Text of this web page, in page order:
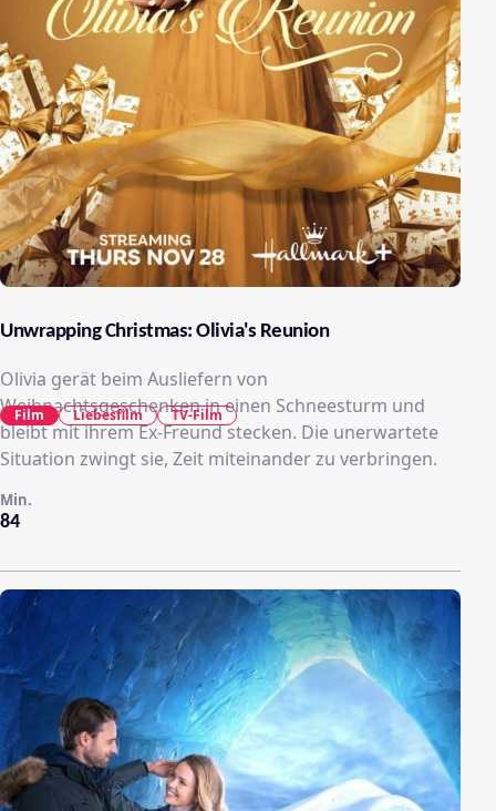
Unwrapping Christmas: Olivia's Reunion
Olivia gerät beim Ausliefern von
Weihnachtsgeschenken in einen Schneesturm und
bleibt mit ihrem Ex-Freund stecken. Die unerwartete
Situation zwingt sie, Zeit miteinander zu verbringen.
84
Min.
Film Liebesfilm TV-Film